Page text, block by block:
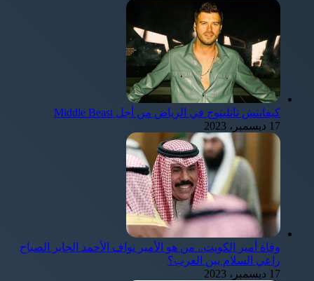
كيفانتش تاتليتوج في الرياض من أجل Middle Beast
17 ديسمبر، 2023
وفاة أمير الكويت.. من هو الأمير نواف الأحمد الجابر الصباح
راعي السلام بين العرب؟
17 ديسمبر، 2023